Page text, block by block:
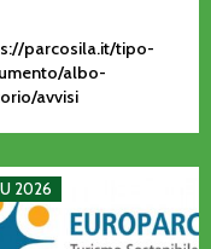
parcosila.it/tipo-
albo-
avvisi
L’AFFIDAMENTO
2026come processo